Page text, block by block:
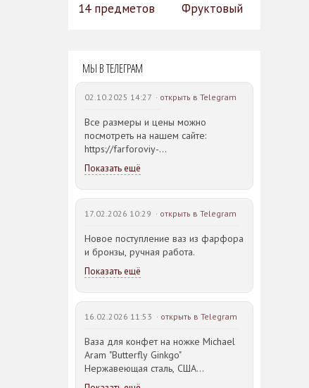
14 предметов
742 руб.
Фруктовый
МЫ В ТЕЛЕГРАМ
02.10.2025 14:27 · открыть в Telegram
Все размеры и цены можно
посмотреть на нашем сайте:
https://farforoviy-
dvorec.ru/catalog/brands/Bohemia_JIHLAVA/
Показать ещё
17.02.2026 10:29 · открыть в Telegram
Новое поступление ваз из фарфора
и бронзы, ручная работа.
Показать ещё
16.02.2026 11:53 · открыть в Telegram
Ваза для конфет на ножке Michael
Aram "Butterfly Ginkgo"
Нержавеющая сталь, США
23,5*21,5*14,5см